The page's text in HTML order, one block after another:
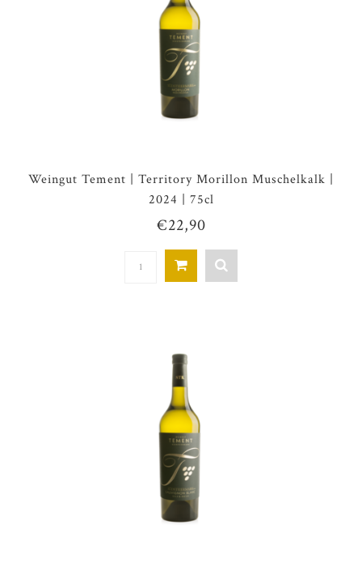
Weingut Tement | Territory Morillon Muschelkalk |
2024 | 75cl
€22,90